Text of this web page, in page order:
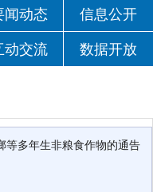
闻动态 信息公开
动交流 数据开放
等多年生非粮食作物的通告